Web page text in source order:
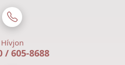
Hívjon
/ 605-8688